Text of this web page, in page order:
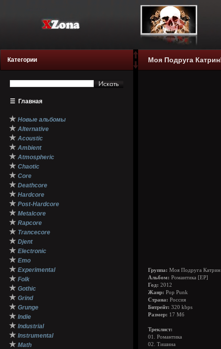
Категории
☰ Главная
★ Новые альбомы
★ Alternative
★ Acoustic
★ Ambient
★ Atmospheric
★ Chaotic
★ Core
★ Deathcore
★ Hardcore
★ Post-Hardcore
★ Metalcore
★ Rapcore
★ Trancecore
★ Djent
★ Electronic
★ Emo
★ Experimental
★ Folk
★ Gothic
★ Grind
★ Grunge
★ Indie
★ Industrial
★ Instrumental
★ Math
Моя Подруга
Группа: Моя Подруга
Альбом: Романтика [EP]
Год: 2012
Жанр: Pop Punk
Страна: Россия
Битрейт: 320 kbps
Размер: 17 Мб
Треклист:
01. Романтика
02. Тишина